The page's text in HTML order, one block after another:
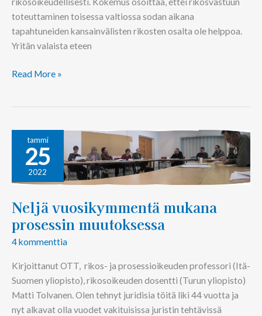
toteuttaminen toisessa valtiossa sodan aikana
tapahtuneiden kansainvälisten rikosten osalta ole helppoa.
Yritän valaista eteen
Read More »
tammi
25
2022
Neljä vuosikymmentä mukana
prosessin muutoksessa
4 kommenttia
Kirjoittanut OTT, rikos- ja prosessioikeuden professori (Itä-
Suomen yliopisto), rikosoikeuden dosentti (Turun yliopisto)
Matti Tolvanen. Olen tehnyt juridisia töitä liki 44 vuotta ja
nyt alkavat olla vuodet vakituisissa juristin tehtävissä
Neljä
vuosikymmentä
mukana
prosessin